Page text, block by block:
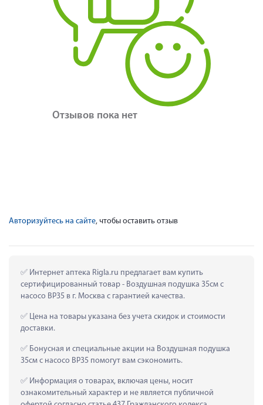
Отзывов пока нет
Авторизуйтесь на сайте, чтобы оставить отзыв
Интернет аптека Rigla.ru предлагает вам купить
сертифицированный товар - Воздушная подушка 35см с
насосо ВР35 в г. Москва с гарантией качества.
Цена на товары указана без учета скидок и стоимости
доставки.
Бонусная и специальные акции на Воздушная подушка
35см с насосо ВР35 помогут вам сэкономить.
Информация о товарах, включая цены, носит
ознакомительный характер и не является публичной